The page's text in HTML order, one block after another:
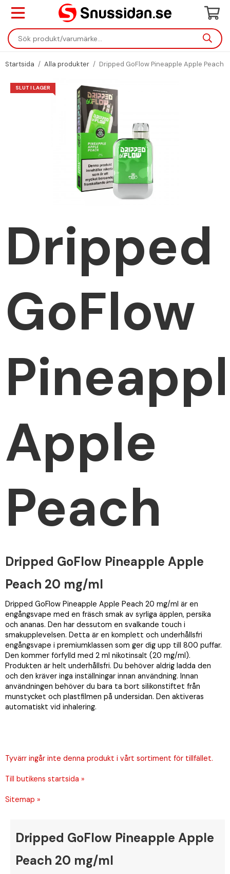
Startsida / Alla produkter / Dripped GoFlow Pineapple Apple Peach
SLUT I LAGER
Dripped
GoFlow
Apple
Peach
Dripped GoFlow Pineapple Apple
Peach 20 mg/ml
Dripped GoFlow Pineapple Apple Peach 20 mg/ml är en
engångsvape med en fräsch smak av syrliga äpplen, persika
och ananas. Den har dessutom en svalkande touch i
smakupplevelsen. Detta är en komplett och underhållsfri
engångsvape i premiumklassen som ger dig upp till 800 puffar.
Den kommer förfylld med 2 ml nikotinsalt (20 mg/ml).
Produkten är helt underhållsfri. Du behöver aldrig ladda den
och den kräver inga inställningar innan användning. Innan
användningen behöver du bara ta bort silikonstiftet från
munstycket och plastfilmen på undersidan. Den aktiveras
automatiskt vid inhalering.
Tyvärr ingår inte denna produkt i vårt sortiment för tillfället.
Till butikens startsida »
Sitemap »
Dripped GoFlow Pineapple Apple
Peach 20 mg/ml